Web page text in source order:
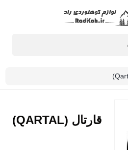
قارتال (QARTAL)